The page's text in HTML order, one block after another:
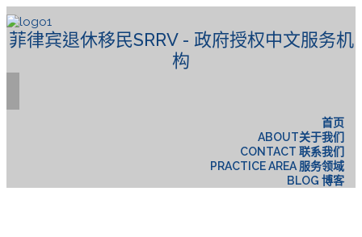
菲律宾退休移民SRRV - 政府授权中文服务机
构
首页
ABOUT关于我们
CONTACT 联系我们
PRACTICE AREA 服务领域
BLOG 博客